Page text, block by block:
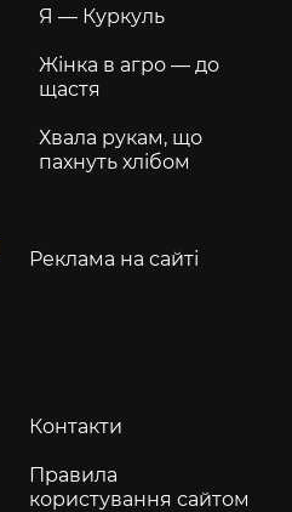
Я — Куркуль
Жінка в агро — до
щастя
Хвала рукам, що
пахнуть хлібом
Реклама на сайті
Контакти
Правила
користування сайтом